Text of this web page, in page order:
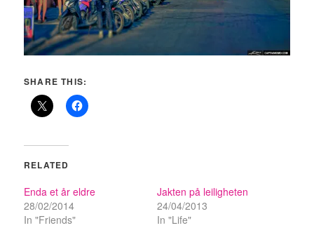
SHARE THIS:
RELATED
Enda et år eldre
28/02/2014
In "Friends"
Jakten på leiligheten
24/04/2013
In "Life"